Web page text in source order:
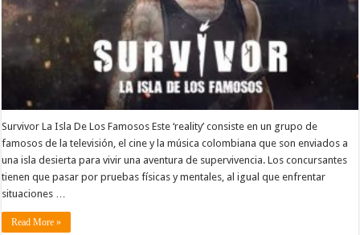
Survivor La Isla De Los Famosos Este ‘reality’ consiste en un grupo de
famosos de la televisión, el cine y la música colombiana que son enviados a
una isla desierta para vivir una aventura de supervivencia. Los concursantes
tienen que pasar por pruebas físicas y mentales, al igual que enfrentar
situaciones …
Read More »